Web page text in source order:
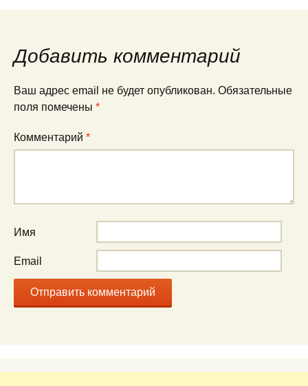
записям
Добавить комментарий
Ваш адрес email не будет опубликован. Обязательные
поля помечены *
Комментарий *
Имя
Email